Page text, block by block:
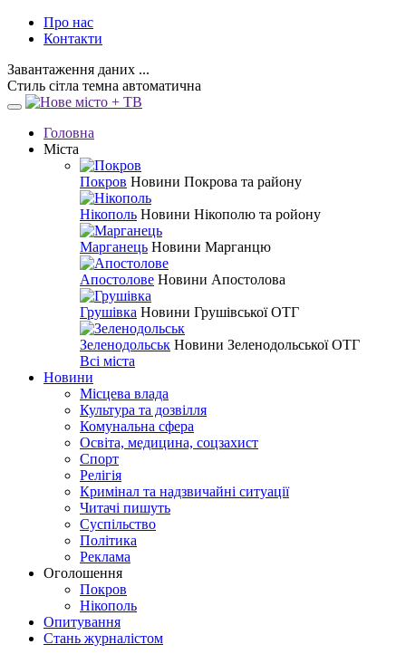
Про нас
Контакти
Завантаження даних ...
Стиль сітла темна автоматична
Головна
Міста
Покров Новини Покрова та району
Нікополь Новини Нікополю та ройону
Марганець Новини Марганцю
Апостолове Новини Апостолова
Грушівка Новини Грушівської ОТГ
Зеленодольськ Новини Зеленодольської ОТГ
Всі міста
Новини
Місцева влада
Культура та дозвілля
Комунальна сфера
Освіта, медицина, соцзахист
Спорт
Релігія
Кримінал та надзвичайні ситуації
Читачі пишуть
Суспільство
Політика
Реклама
Оголошення
Покров
Нікополь
Опитування
Стань журналістом